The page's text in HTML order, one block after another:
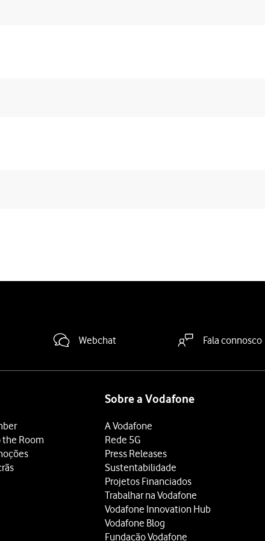
Webchat Fala connosco
the Room
Sobre a Vodafone
A Vodafone
Rede 5G
Press Releases
Sustentabilidade
Projetos Financiados
Trabalhar na Vodafone
Vodafone Innovation Hub
Vodafone Blog
Fundação Vodafone